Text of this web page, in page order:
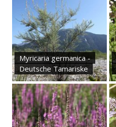
Myricaria germanica -
Deutsche Tamariske